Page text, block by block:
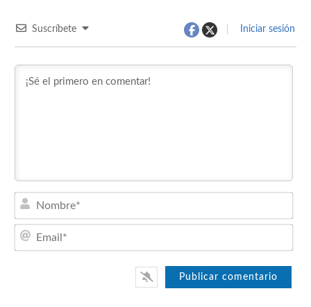
Suscríbete Iniciar sesión